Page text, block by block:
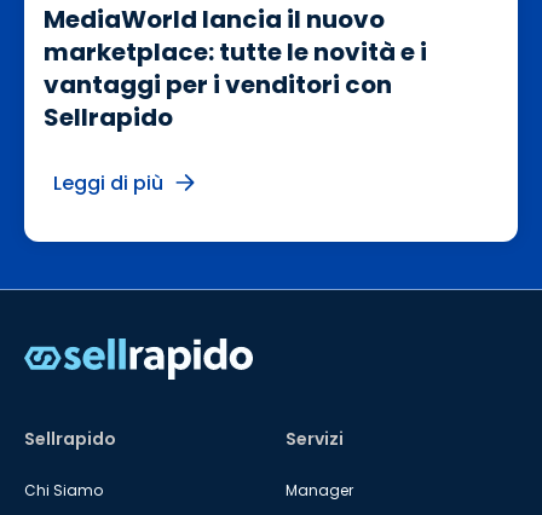
MediaWorld lancia il nuovo
marketplace: tutte le novità e i
vantaggi per i venditori con
Sellrapido
Leggi di più
Sellrapido
Chi Siamo
Servizi
Manager